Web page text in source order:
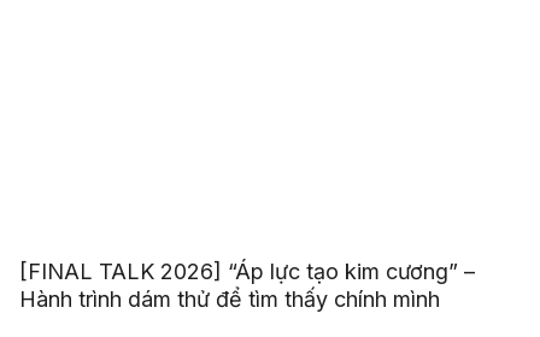
[FINAL TALK 2026] “Áp lực tạo kim cương” –
Hành trình dám thử để tìm thấy chính mình